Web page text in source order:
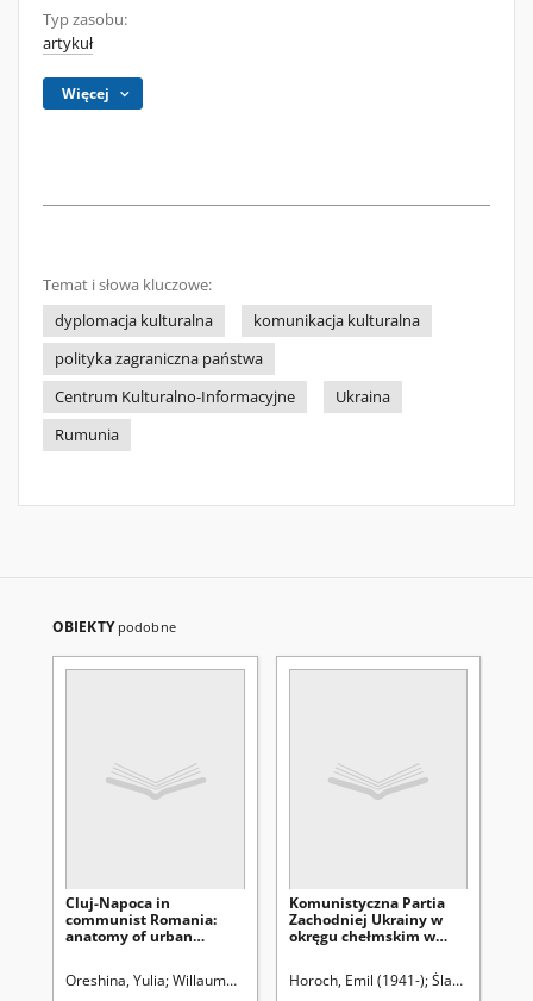
Typ zasobu:
artykuł
Więcej
Temat i słowa kluczowe:
dyplomacja kulturalna
komunikacja kulturalna
polityka zagraniczna państwa
Centrum Kulturalno-Informacyjne
Ukraina
Rumunia
OBIEKTY podobne
Cluj-Napoca in
communist Romania:
anatomy of urban
Oreshina, Yulia Willaume, Małgorzata. Red.
Komunistyczna Partia
Zachodniej Ukrainy w
okręgu chełmskim w
Horoch, Emil (1941-) Śladkowski,